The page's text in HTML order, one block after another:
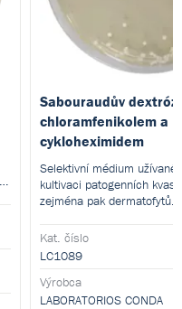
Sabouraudův
chloramfenikolem a
cykloheximidem
Selektivní médium užívané
kultivaci patogenních
zejména pak dermatofytů.
určen pro přípravu
médií.
Kat. číslo
LC1089
Výrobca
LABORATORIOS CONDA